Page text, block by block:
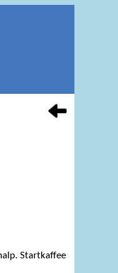
Startkaffee